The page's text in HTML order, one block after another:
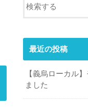
最近の投稿
【義烏ローカル
ました